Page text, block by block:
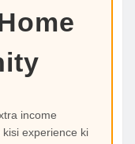
income
experience ki